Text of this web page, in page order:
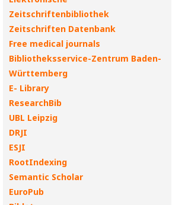
Zeitschriftenbibliothek
Zeitschriften Datenbank
Free medical journals
Bibliotheksservice-Zentrum Baden-
Württemberg
E- Library
ResearchBib
UBL Leipzig
DRJI
ESJI
RootIndexing
Semantic Scholar
EuroPub